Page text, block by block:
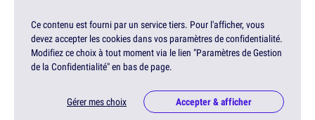
Ce contenu est fourni par un service tiers. Pour l'afficher, vous
devez accepter les cookies dans vos paramètres de confidentialité.
Modifiez ce choix à tout moment via le lien "Paramètres de Gestion
de la Confidentialité" en bas de page.
Gérer mes choix Accepter & afficher